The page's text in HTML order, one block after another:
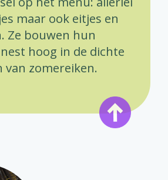
maar ook eitjes en
Ze bouwen hun
hoog in de dichte
zomereiken.